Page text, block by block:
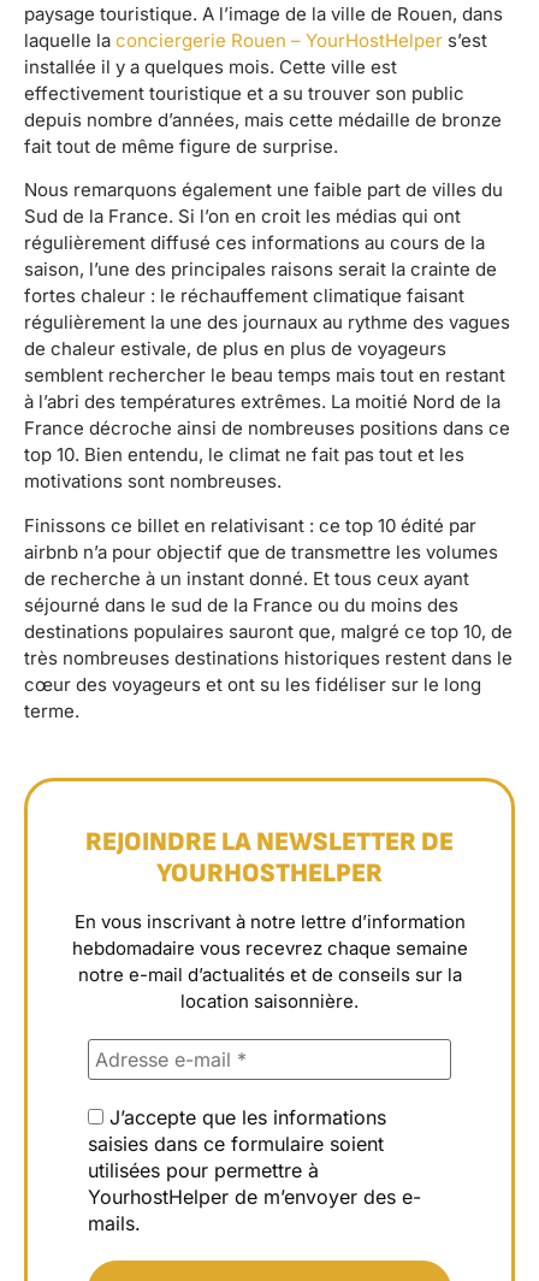
paysage touristique. A l’image de la ville de Rouen, dans
laquelle la conciergerie Rouen – YourHostHelper s’est
installée il y a quelques mois. Cette ville est
effectivement touristique et a su trouver son public
depuis nombre d’années, mais cette médaille de bronze
fait tout de même figure de surprise.
Nous remarquons également une faible part de villes du
Sud de la France. Si l’on en croit les médias qui ont
régulièrement diffusé ces informations au cours de la
saison, l’une des principales raisons serait la crainte de
fortes chaleur : le réchauffement climatique faisant
régulièrement la une des journaux au rythme des vagues
de chaleur estivale, de plus en plus de voyageurs
semblent rechercher le beau temps mais tout en restant
à l’abri des températures extrêmes. La moitié Nord de la
France décroche ainsi de nombreuses positions dans ce
top 10. Bien entendu, le climat ne fait pas tout et les
motivations sont nombreuses.
Finissons ce billet en relativisant : ce top 10 édité par
airbnb n’a pour objectif que de transmettre les volumes
de recherche à un instant donné. Et tous ceux ayant
séjourné dans le sud de la France ou du moins des
destinations populaires sauront que, malgré ce top 10, de
très nombreuses destinations historiques restent dans le
cœur des voyageurs et ont su les fidéliser sur le long
terme.
REJOINDRE LA NEWSLETTER DE
YOURHOSTHELPER
En vous inscrivant à notre lettre d’information
hebdomadaire vous recevrez chaque semaine
notre e-mail d’actualités et de conseils sur la
location saisonnière.
J’accepte que les informations
saisies dans ce formulaire soient
utilisées pour permettre à
YourhostHelper de m’envoyer des e-
mails.